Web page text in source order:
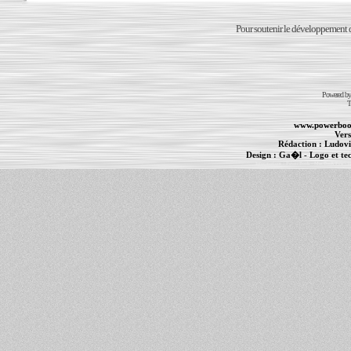
Pour soutenir le développement
Powered
Rédaction :
Design :Ga�l- Logo et
Informations :